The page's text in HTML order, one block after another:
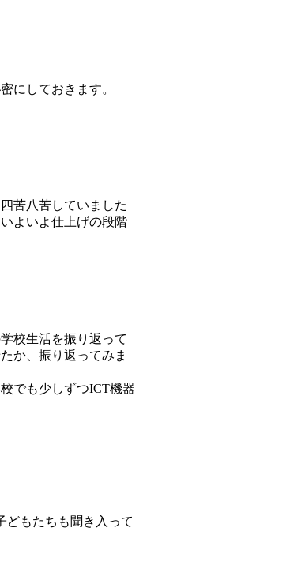
にしておきます。
苦八苦していました
よいよ仕上げの段階
校生活を振り返って
か、振り返ってみま
でも少しずつICT機器
どもたちも聞き入って